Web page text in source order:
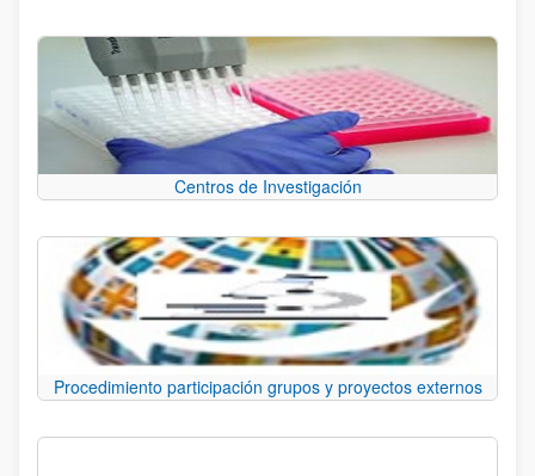
Centros de Investigación
Procedimiento participación grupos y proyectos externos